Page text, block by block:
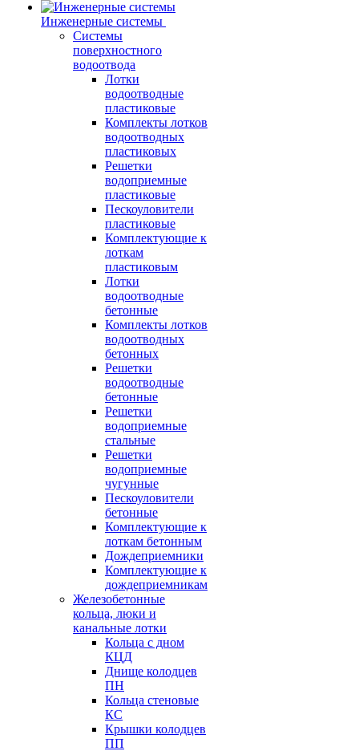
Инженерные системы
Системы
поверхностного
водоотвода
Лотки
водоотводные
пластиковые
Комплекты лотков
водоотводных
пластиковых
Решетки
водоприемные
пластиковые
Пескоуловители
пластиковые
Комплектующие к
лоткам
пластиковым
Лотки
водоотводные
бетонные
Комплекты лотков
водоотводных
бетонных
Решетки
водоотводные
бетонные
Решетки
водоприемные
стальные
Решетки
водоприемные
чугунные
Пескоуловители
бетонные
Комплектующие к
лоткам бетонным
Дождеприемники
Комплектующие к
дождеприемникам
Железобетонные
кольца, люки и
канальные лотки
Кольца с дном
КЦД
Днище колодцев
ПН
Кольца стеновые
КС
Крышки колодцев
ПП